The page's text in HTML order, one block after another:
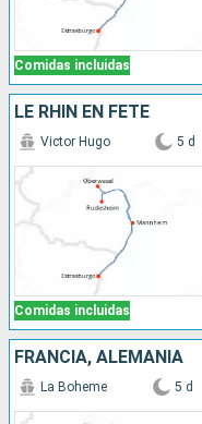
Comidas incluidas
LE RHIN EN FÊTE
Comidas incluidas
Victor Hugo 5 d
FRANCIA, ALEMANIA
La Boheme 5 d